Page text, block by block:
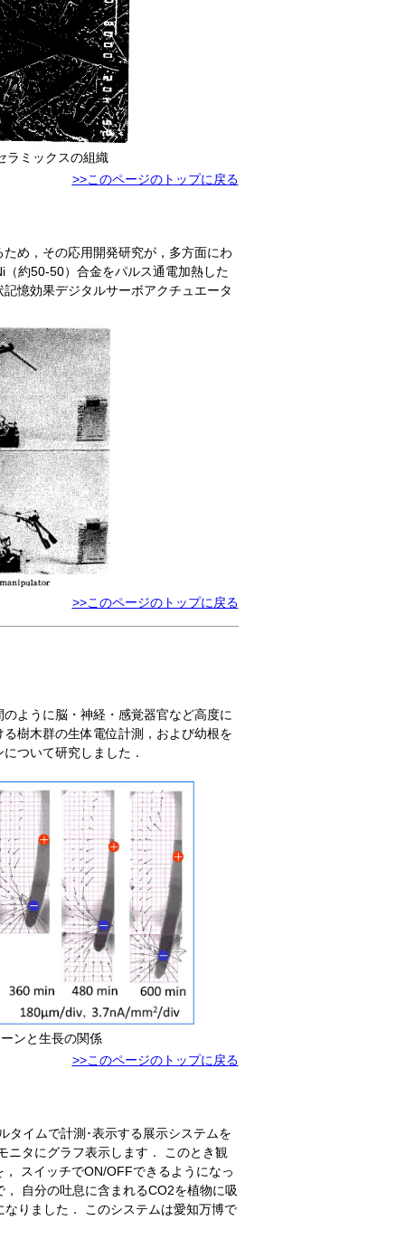
スの組織
>>このページのトップに戻る
め，その応用開発研究が，多方面にわ
約50-50）合金をパルス通電加熱した
憶効果デジタルサーボアクチュエータ
>>このページのトップに戻る
ように脳・神経・感覚器官など高度に
樹木群の生体電位計測，および幼根を
ついて研究しました．
長の関係
>>このページのトップに戻る
イムで計測･表示する展示システムを
ニタにグラフ表示します． このとき観
スイッチでON/OFFできるようになっ
自分の吐息に含まれるCO2を植物に吸
りました． このシステムは愛知万博で